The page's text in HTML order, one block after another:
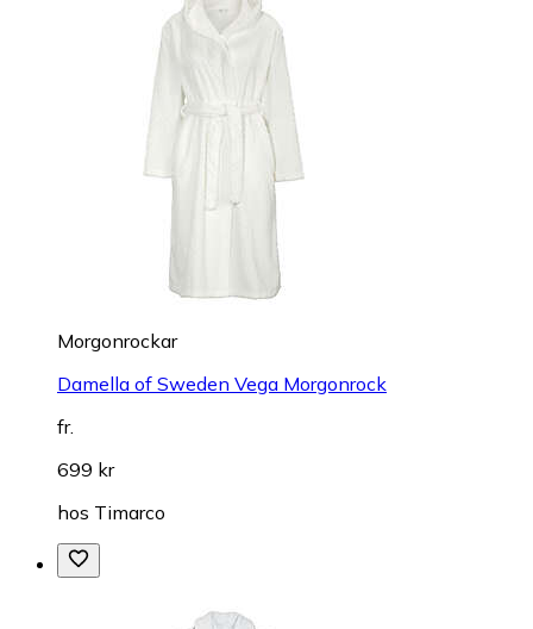
Morgonrockar
Damella of Sweden Vega Morgonrock
fr.
699 kr
hos Timarco